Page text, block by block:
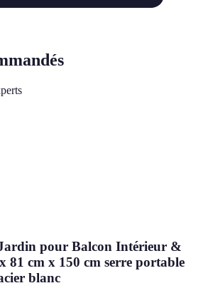
pour Balcon Intérieur &
81 cm x 150 cm serre portable
blanc